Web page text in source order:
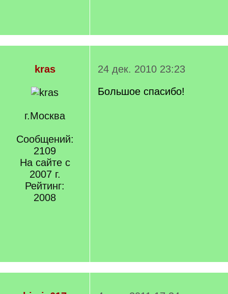
kras
г.Москва
Сообщений:
2109
На сайте с
2007 г.
Рейтинг:
2008
24 дек. 2010 23:23
Большое спасибо!